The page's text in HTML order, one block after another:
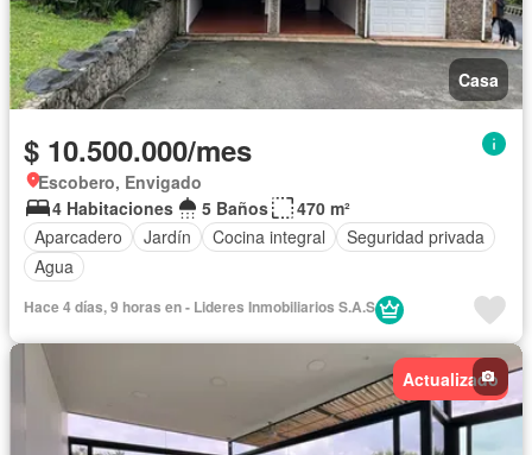
Casa
$ 10.500.000/mes
Escobero, Envigado
4 Habitaciones
5 Baños
470 m²
Aparcadero
Jardín Cocina integral
Seguridad privada
Agua
Hace 4 días, 9 horas en - Lideres Inmobiliarios S.A.S
Actualizado